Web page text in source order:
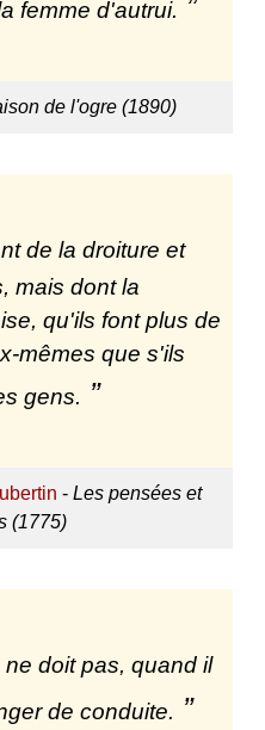
femme d'autrui.
de l'ogre (1890)
de la droiture et
mais dont la
qu'ils font plus de
mêmes que s'ils
gens.
- Les pensées et
(1775)
doit pas, quand il
de conduite.